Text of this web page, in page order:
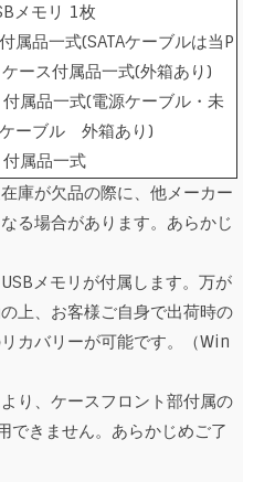
メモリ 1枚
属品一式(SATAケーブルは当P
ース付属品一式(外箱あり)
付属品一式(電源ケーブル・未
ーブル 外箱あり)
付属品一式
庫が欠品の際に、他メーカー
る場合があります。あらかじ
メモリが付属します。万が
上、お客様ご自身で出荷時の
カバリーが可能です。（Win
り、ケースフロント部付属の
できません。あらかじめご了